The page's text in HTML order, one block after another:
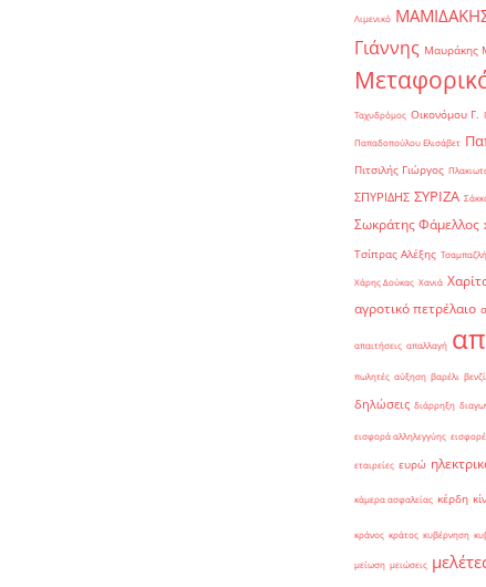
Λιμενικό
Γιάννης Μαυράκης
Ταχυδρόμος Οικονόμου Γ.
Παπαδοπούλου Ελισάβετ
Πιτσιλής Γιώργος
ΣΠΥΡΙΔΗΣ ΣΥΡΙΖΑ
Σωκράτης Φάμελλος
Τσίπρας Αλέξης
Χάρης Δούκας Χανιά
αγροτικό πετρέλαιο
απαιτήσεις απαλλαγή
πωλητές αύξηση βαρέλι
δηλώσεις διάρρηξη
εισφορά αλληλεγγύης
εταιρείες ευρώ
κάμερα ασφαλείας κέρδη
κράνος κράτος κυβέρνηση
μείωση μειώσεις